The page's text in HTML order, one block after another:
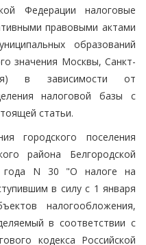
Федерации налоговые
правовыми актами
образований
значения Москвы, Санкт-
в зависимости от
налоговой базы с
статьи.
городского поселения
района Белгородской
года N 30 "О налоге на
в силу с 1 января
налогообложения,
в соответствии с
кодекса Российской